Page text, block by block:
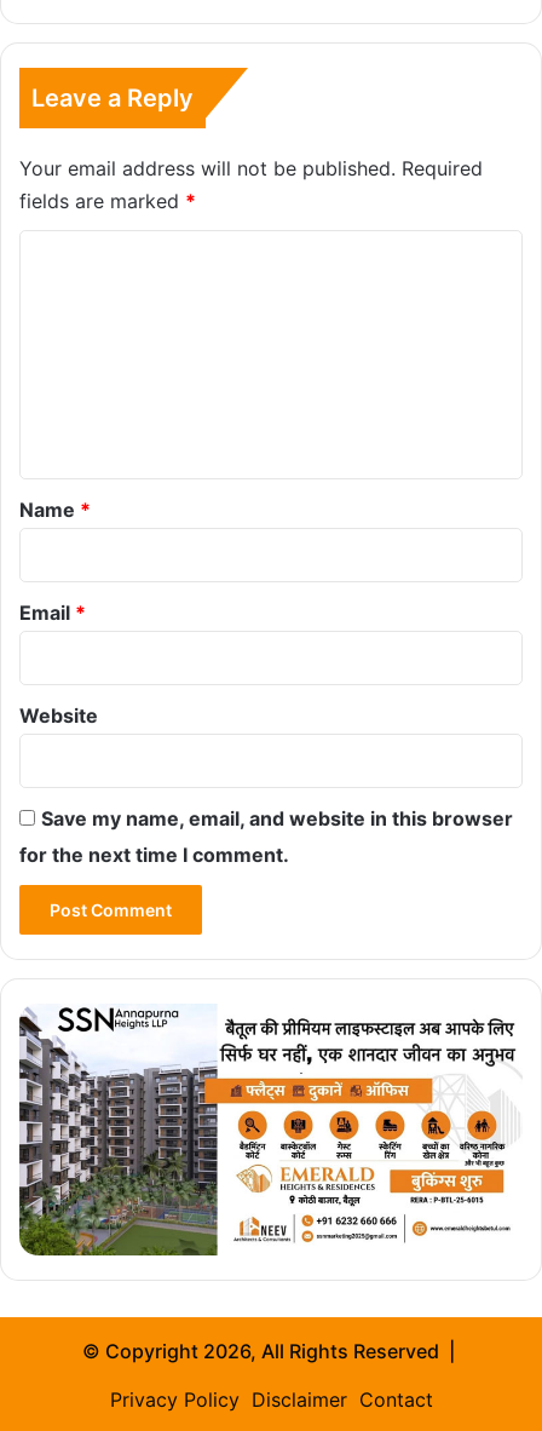
Leave a Reply
Your email address will not be published. Required
fields are marked *
*
Name *
Email *
Website
Save my name, email, and website in this browser
for the next time I comment.
© Copyright 2026, All Rights Reserved |
Privacy Policy Disclaimer Contact